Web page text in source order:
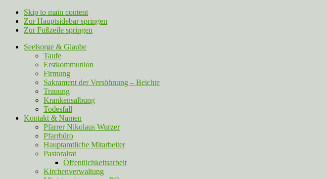
Skip to main content
Zur Hauptsidebar springen
Zur Fußzeile springen
Seelsorge & Glaube
Taufe
Erstkommunion
Firmung
Sakrament der Versöhnung – Beichte
Trauung
Krankensalbung
Todesfall
Kontakt & Namen
Pfarrer Nikolaus Wurzer
Pfarrbüro
Hauptamtliche Mitarbeiter
Pastoralrat
Öffentlichkeitsarbeit
Kirchenverwaltung